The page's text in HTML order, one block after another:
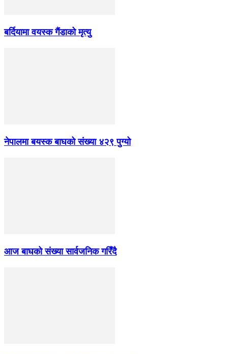
बर्दियामा वयस्क गैंडाको मृत्यु
नेपालमा बयस्क बाघको संख्या ४२९ पुग्यो
आज बाघको संख्या सार्वजनिक गरिँदै